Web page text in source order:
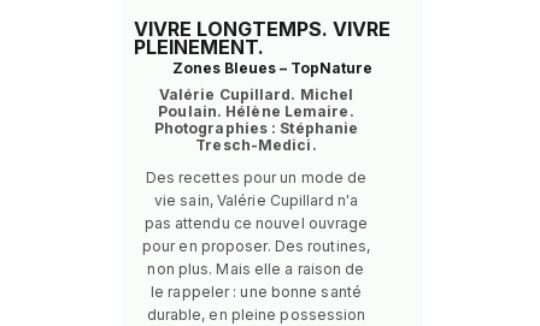
VIVRE LONGTEMPS. VIVRE
PLEINEMENT.
Zones Bleues – TopNature
Valérie Cupillard. Michel
Poulain. Hélène Lemaire.
Photographies : Stéphanie
Tresch-Medici.
Des recettes pour un mode de
vie sain, Valérie Cupillard n'a
pas attendu ce nouvel ouvrage
pour en proposer. Des routines,
non plus. Mais elle a raison de
le rappeler : une bonne santé
durable, en pleine possession